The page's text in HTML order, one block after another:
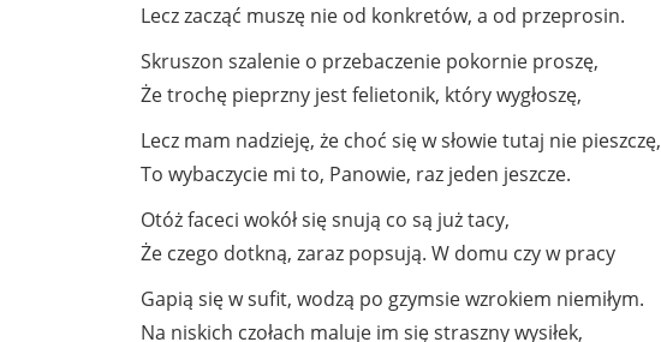
Lecz zacząć muszę nie od konkretów, a od przeprosin.
Skruszon szalenie o przebaczenie pokornie proszę,
Że trochę pieprzny jest felietonik, który wygłoszę,
Lecz mam nadzieję, że choć się w słowie tutaj nie pieszczę,
To wybaczycie mi to, Panowie, raz jeden jeszcze.
Otóż faceci wokół się snują co są już tacy,
Że czego dotkną, zaraz popsują. W domu czy w pracy
Gapią się w sufit, wodzą po gzymsie wzrokiem niemiłym.
Na niskich czołach maluje im się straszny wysiłek,